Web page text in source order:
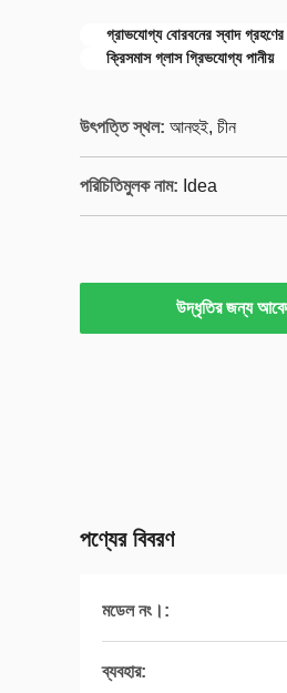
গ্রাভযোগ্য বোরবনের স্বাদ
ক্রিসমাস গ্লাস গ্রিভযোগ্য পানীয়
উৎপত্তি স্থল: আনহুই, চীন
পরিচিতিমুলক নাম: Idea
উদ্ধৃতির জন্য
পণ্যের বিবরণ
মডেল নং।:
ব্যবহার: